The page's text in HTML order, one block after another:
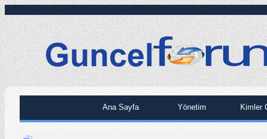
Ana Sayfa Yönetim Kimler